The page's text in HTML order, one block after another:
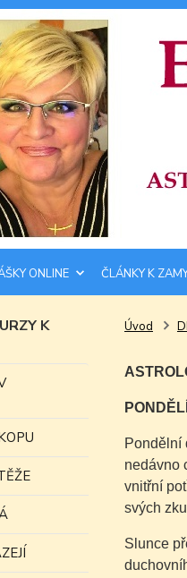
ONLINE ČLÁNKY K
K
Úvod
Pondělní
nedávno
vnitřní
svých
Slunce